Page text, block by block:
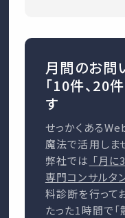
月間のお問
「10件、20
す
せっかくある
魔法で活用しま
弊社では 「月に
専門コンサルタ
料診断を行って
たった1時間で